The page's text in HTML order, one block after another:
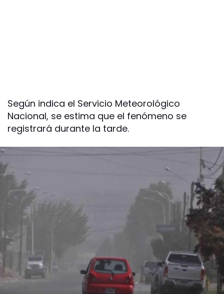
Según indica el Servicio Meteorológico
Nacional, se estima que el fenómeno se
registrará durante la tarde.